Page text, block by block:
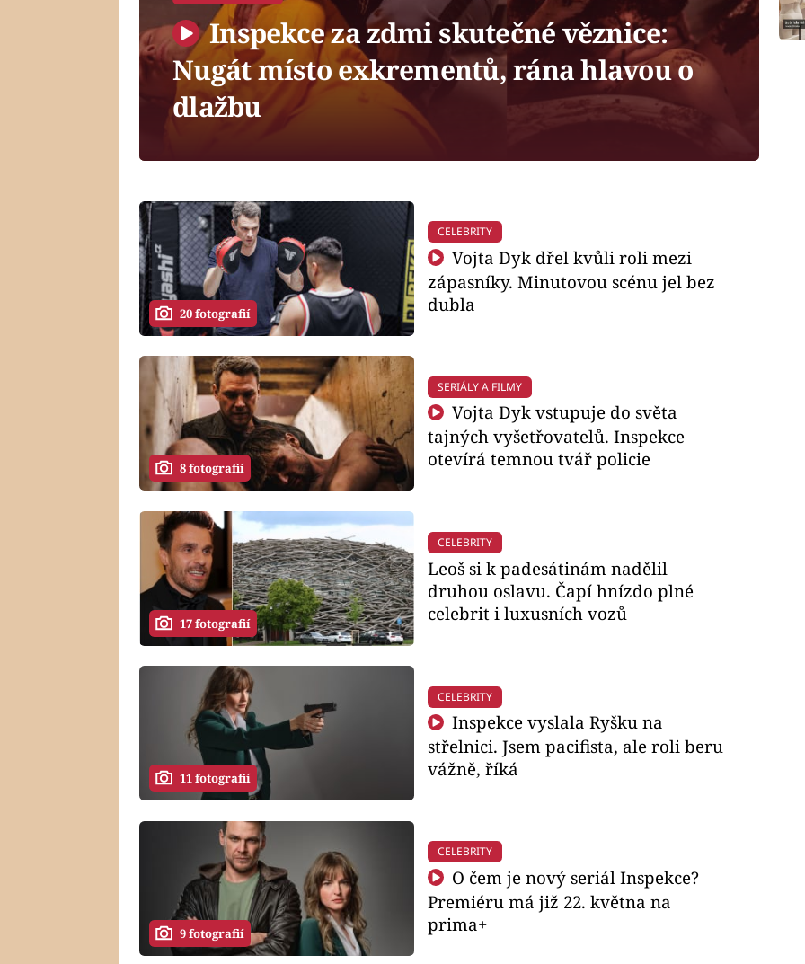
Inspekce za zdmi skutečné věznice:
Nugát místo exkrementů, rána hlavou o
dlažbu
20 fotografií
CELEBRITY
Vojta Dyk dřel kvůli roli mezi
zápasníky. Minutovou scénu jel bez
dubla
8 fotografií
SERIÁLY A FILMY
Vojta Dyk vstupuje do světa
tajných vyšetřovatelů. Inspekce
otevírá temnou tvář policie
17 fotografií
CELEBRITY
Leoš si k padesátinám nadělil
druhou oslavu. Čapí hnízdo plné
celebrit i luxusních vozů
11 fotografií
CELEBRITY
Inspekce vyslala Ryšku na
střelnici. Jsem pacifista, ale roli beru
vážně, říká
9 fotografií
CELEBRITY
O čem je nový seriál Inspekce?
Premiéru má již 22. května na
prima+